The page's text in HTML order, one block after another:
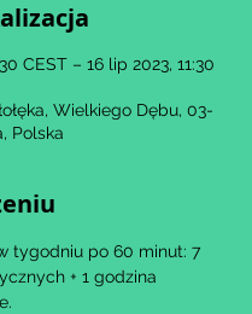
CEST – 16 lip 2023, 11:30
Wielkiego Dębu, 03-
Polska
tygodniu po 60 minut: 7
+ 1 godzina